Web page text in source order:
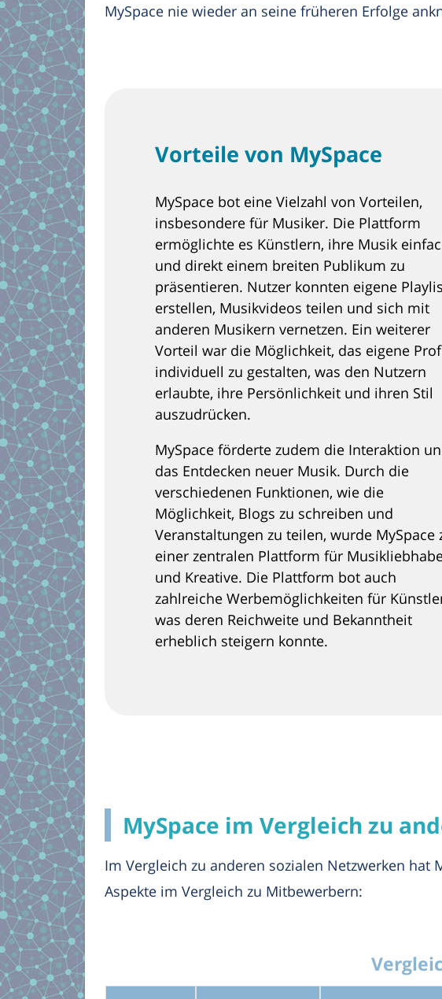
MySpace nie wieder an seine früheren Erfolge
Vorteile von MySpace
MySpace bot eine Vielzahl von Vorteilen,
insbesondere für Musiker. Die Plattform
ermöglichte es Künstlern, ihre Musik
und direkt einem breiten Publikum zu
präsentieren. Nutzer konnten eigene
erstellen, Musikvideos teilen und sich mit
anderen Musikern vernetzen. Ein weiterer
Vorteil war die Möglichkeit, das eigene
individuell zu gestalten, was den Nutzern
erlaubte, ihre Persönlichkeit und ihren Stil
auszudrücken.
MySpace förderte zudem die Interaktion
das Entdecken neuer Musik. Durch die
verschiedenen Funktionen, wie die
Möglichkeit, Blogs zu schreiben und
Veranstaltungen zu teilen, wurde MySpace
einer zentralen Plattform für
und Kreative. Die Plattform bot auch
zahlreiche Werbemöglichkeiten für
was deren Reichweite und Bekanntheit
erheblich steigern konnte.
MySpace im Vergleich zu
Im Vergleich zu anderen sozialen Netzwerken hat
Aspekte im Vergleich zu Mitbewerbern: